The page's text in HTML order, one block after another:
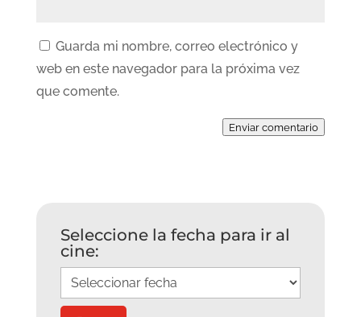
Guarda mi nombre, correo electrónico y
web en este navegador para la próxima vez
que comente.
Enviar comentario
Seleccione la fecha para ir al
cine: